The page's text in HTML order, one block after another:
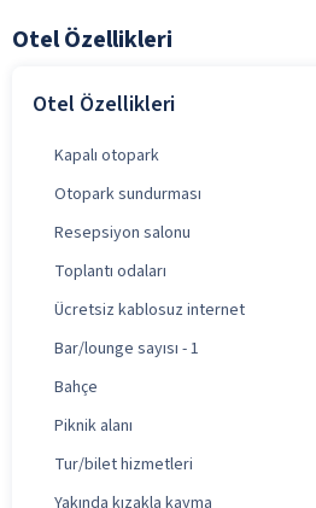
Otel Özellikleri
Otel Özellikleri
Kapalı otopark
Otopark sundurması
Resepsiyon salonu
Toplantı odaları
Ücretsiz kablosuz internet
Bar/lounge sayısı - 1
Bahçe
Piknik alanı
Tur/bilet hizmetleri
Yakında kızakla kayma